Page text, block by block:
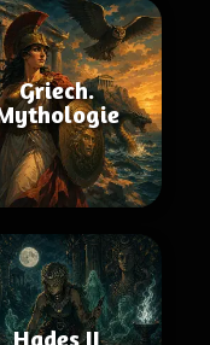
Griech.
Hades II